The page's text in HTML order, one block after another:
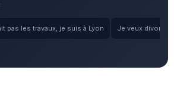
pas les travaux, je suis à Lyon Je veux